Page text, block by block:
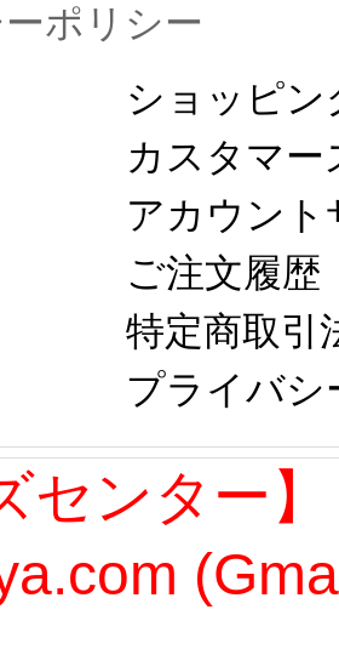
ポリシー
ショッピン
カスタマー
アカウント
ご注文履歴
特定商取引
プライバシ
センター】